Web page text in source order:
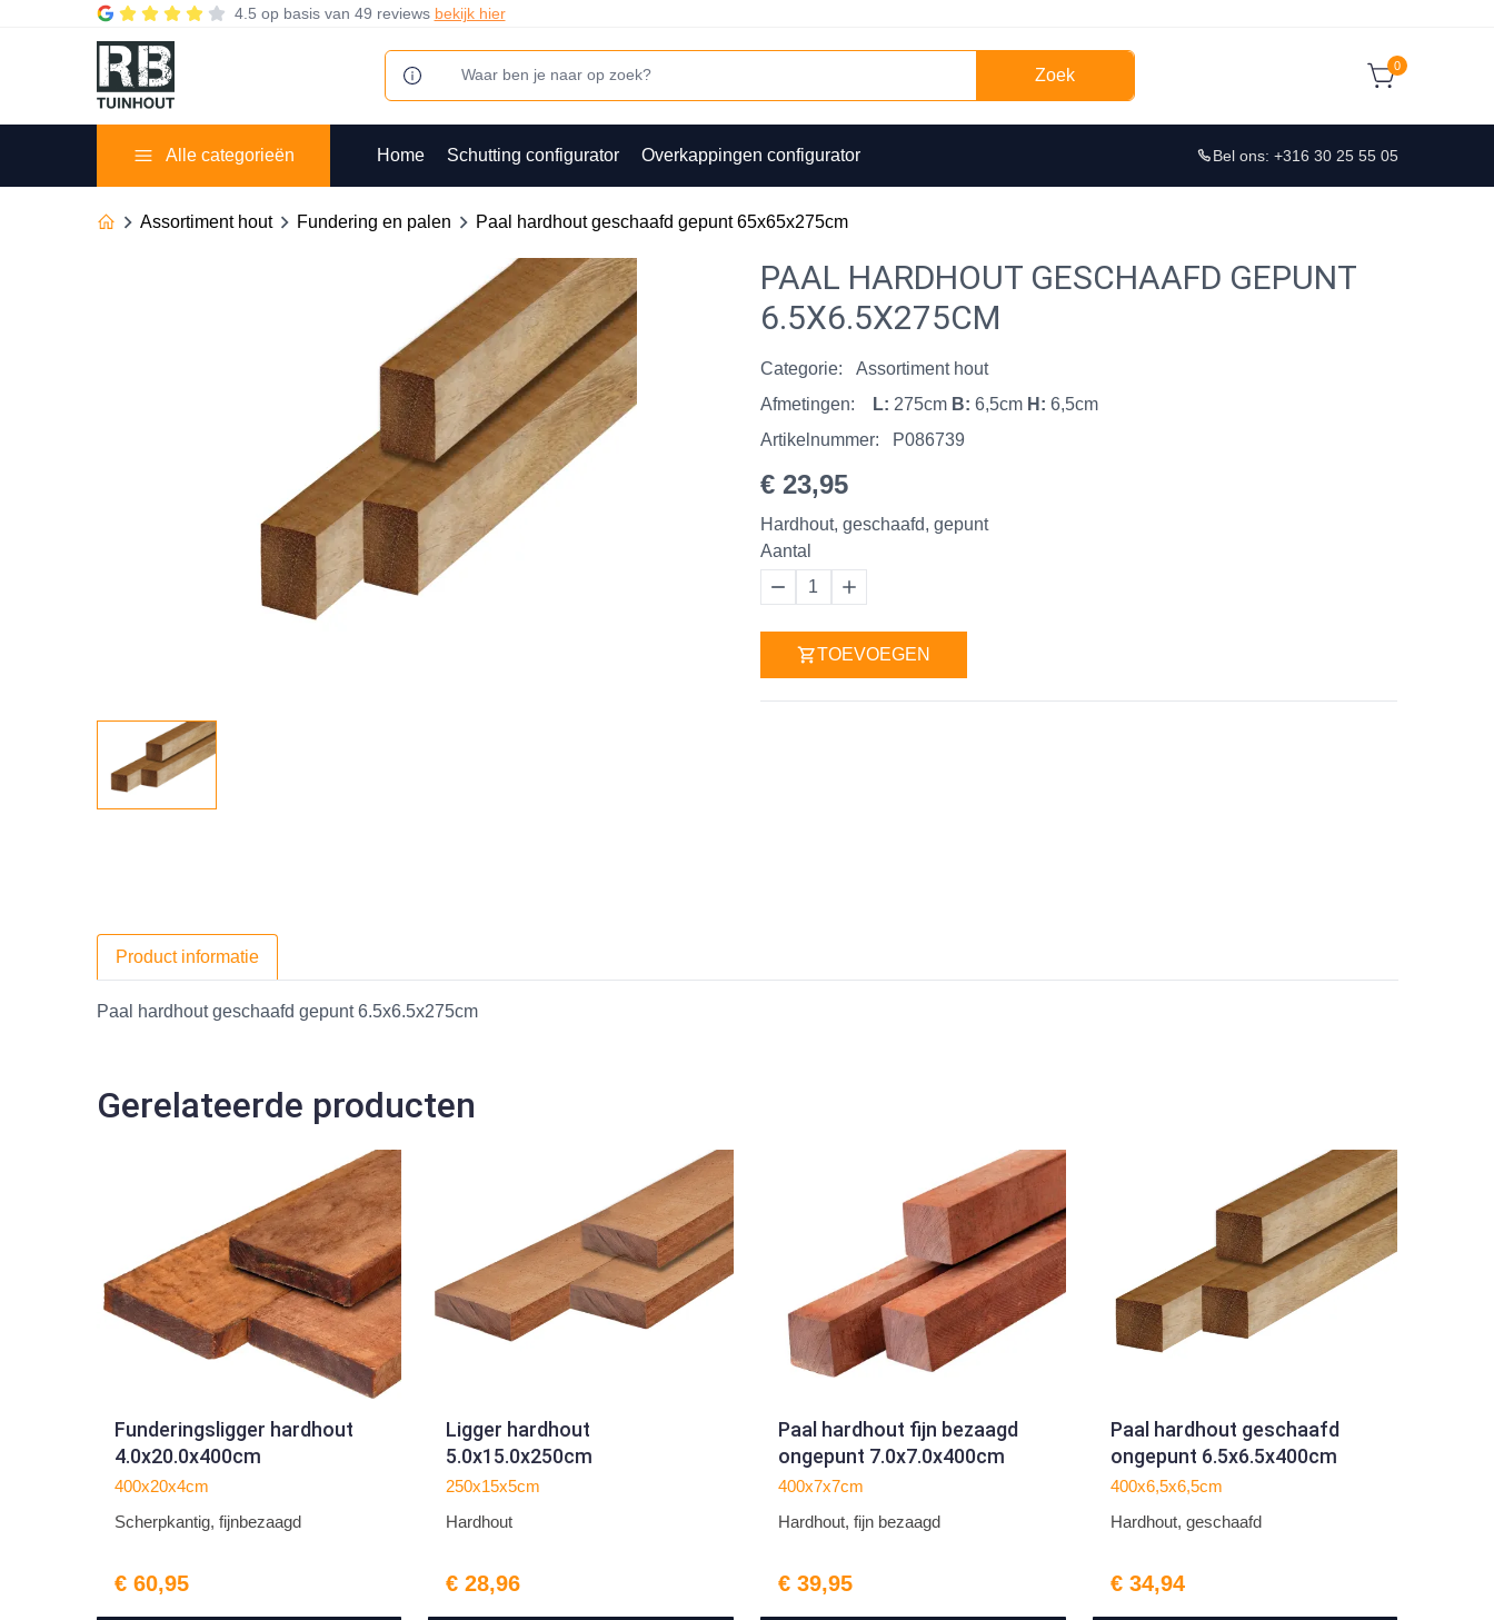
4.5 op basis van 49 reviews bekijk hier
Zoek 0
Alle categorieën Home Schutting configurator Overkappingen configurator Bel ons: +316 30 25 55 05
Assortiment hout Fundering en palen Paal hardhout geschaafd gepunt 65x65x275cm
PAAL HARDHOUT GESCHAAFD GEPUNT
6.5X6.5X275CM
Categorie:
Assortiment hout
Afmetingen:
L: 275cm B: 6,5cm H: 6,5cm
Artikelnummer:
P086739
€ 23,95
Hardhout, geschaafd, gepunt
Aantal
1
TOEVOEGEN
Product informatie
Paal hardhout geschaafd gepunt 6.5x6.5x275cm
Gerelateerde producten
Funderingsligger hardhout
4.0x20.0x400cm
400x20x4cm
Scherpkantig, fijnbezaagd
€ 60,95
Ligger hardhout
5.0x15.0x250cm
250x15x5cm
Hardhout
€ 28,96
Paal hardhout fijn bezaagd
ongepunt 7.0x7.0x400cm
400x7x7cm
Hardhout, fijn bezaagd
€ 39,95
Paal hardhout geschaafd
ongepunt 6.5x6.5x400cm
400x6,5x6,5cm
Hardhout, geschaafd
€ 34,94